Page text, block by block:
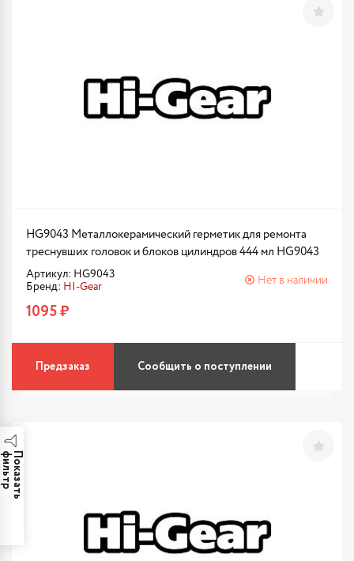
П
о
к
а
з
а
т
ь
ф
и
л
ь
т
HG9043 Металлокерамический герметик для ремонта
треснувших головок и блоков цилиндров 444 мл HG9043
Артикул: HG9043
Бренд: HI-Gear
Нет в наличии
1095 ₽
Предзаказ Сообщить о поступлении